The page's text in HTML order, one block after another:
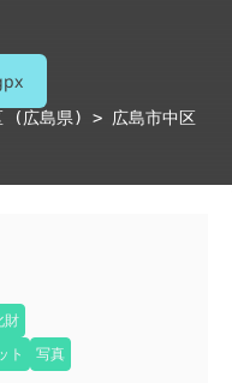
(広島県) > 広島市中区
財
ト 写真